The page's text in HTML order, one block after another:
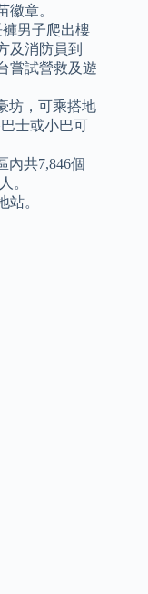
徽章。
男子爬出樓
及消防員到
嘗試營救及遊
坊，可乘搭地
士或小巴可
內共7,846個
。
站。